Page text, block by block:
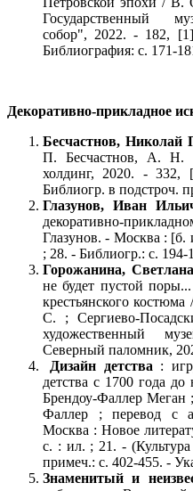
Государственный
собор", 2022. - 182,
Библиография: с. 171-
Декоративно-прикладное
Бесчастнов, Николай
П. Бесчастнов, А. Н.
холдинг, 2020. -
Библиогр. в подстроч.
Глазунов, Иван
декоративно-
Глазунов. - Москва : [б.
; 28. - Библиогр.: с. 194-
Горожанина,
не будет пустой
крестьянского
С. ; Сергиево-
художественный
Северный паломник,
Дизайн детства :
детства с 1700 года
Брендоу-Фаллер Меган
Фаллер ; перевод с
Москва : Новое
с. : ил. ; 21. -
примеч.: с. 402-455. -
Знаменитый и